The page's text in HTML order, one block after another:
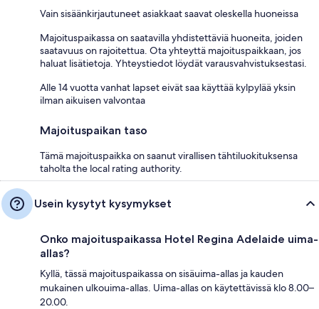
Vain sisäänkirjautuneet asiakkaat saavat oleskella huoneissa
Majoituspaikassa on saatavilla yhdistettäviä huoneita, joiden
saatavuus on rajoitettua. Ota yhteyttä majoituspaikkaan, jos
haluat lisätietoja. Yhteystiedot löydät varausvahvistuksestasi.
Alle 14 vuotta vanhat lapset eivät saa käyttää kylpylää yksin
ilman aikuisen valvontaa
Majoituspaikan taso
Tämä majoituspaikka on saanut virallisen tähtiluokituksensa
taholta the local rating authority.
Usein kysytyt kysymykset
Onko majoituspaikassa Hotel Regina Adelaide uima-
allas?
Kyllä, tässä majoituspaikassa on sisäuima-allas ja kauden
mukainen ulkouima-allas. Uima-allas on käytettävissä klo 8.00–
20.00.